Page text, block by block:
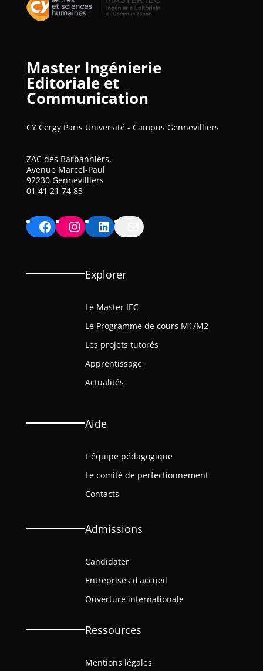
Master Ingénierie
Editoriale et
Communication
CY Cergy Paris Université - Campus Gennevilliers
ZAC des Barbanniers,
Avenue Marcel-Paul
92230 Gennevilliers
01 41 21 74 83
Facebook Instagram LinkedIn
Explorer
Le Master IEC
Le Programme de cours M1/M2
Les projets tutorés
Apprentissage
Actualités
Aide
L'équipe pédagogique
Le comité de perfectionnement
Contacts
Admissions
Candidater
Entreprises d'accueil
Ouverture internationale
Ressources
Mentions légales